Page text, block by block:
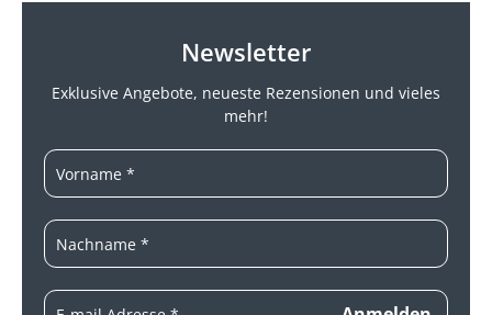
Newsletter
Exklusive Angebote, neueste Rezensionen und vieles
mehr!